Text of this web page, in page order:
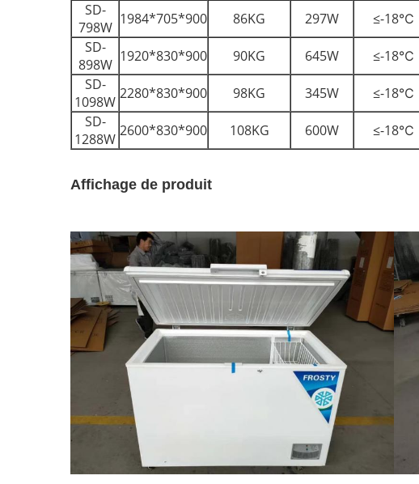
SD-
798W 1984*705*900 86KG 297W ≤-18℃
SD-
898W 1920*830*900 90KG 645W ≤-18℃
SD-
1098W 2280*830*900 98KG 345W ≤-18℃
SD-
1288W 2600*830*900 108KG 600W ≤-18℃
Affichage de produit